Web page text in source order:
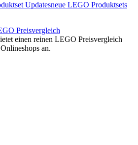
Updatesneue LEGO Produktsets
einen reinen LEGO Preisvergleich
an.